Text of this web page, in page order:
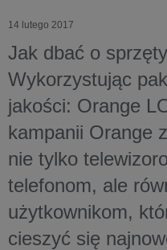
14 lutego 2017
Jak dbać o
Wykorzystując
jakości: Orange
kampanii Orange
nie tylko
telefonom, ale
użytkownikom,
cieszyć się